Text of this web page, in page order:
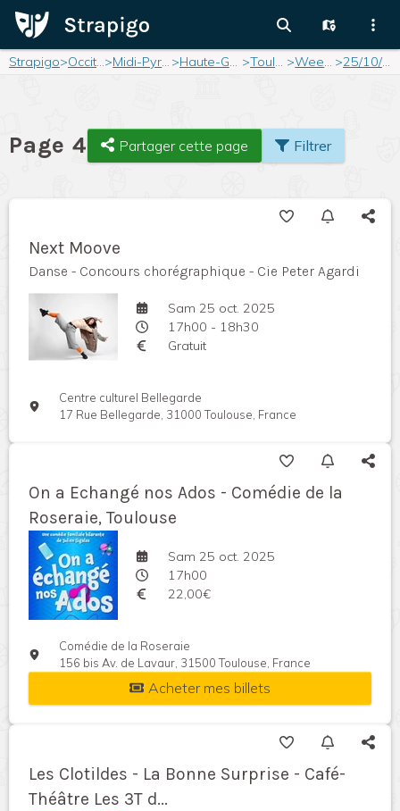
Strapigo> Occitanie> Midi-Pyrénées > Haute-Garonne > Toulouse > Weekend > 25/10/2025
Page 4 Partager cette page Filtrer
Next Moove
Danse - Concours chorégraphique - Cie Peter Agardi
Sam 25 oct. 2025
17h00 - 18h30
Gratuit
Centre culturel Bellegarde
17 Rue Bellegarde, 31000 Toulouse, France
On a Echangé nos Ados - Comédie de la
Roseraie, Toulouse
Sam 25 oct. 2025
17h00
22,00€
Comédie de la Roseraie
156 bis Av. de Lavaur, 31500 Toulouse, France
Acheter mes billets
Les Clotildes - La Bonne Surprise - Café-
Théâtre Les 3T d...